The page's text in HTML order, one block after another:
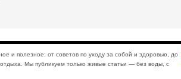
и полезное: от советов по уходу за собой и здоровью, до
Мы публикуем только живые статьи — без воды, с